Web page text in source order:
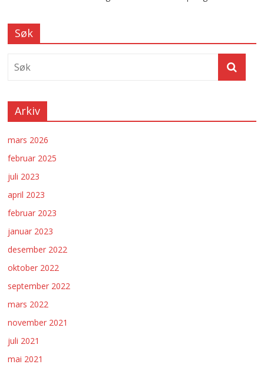
Søk
Arkiv
mars 2026
februar 2025
juli 2023
april 2023
februar 2023
januar 2023
desember 2022
oktober 2022
september 2022
mars 2022
november 2021
juli 2021
mai 2021